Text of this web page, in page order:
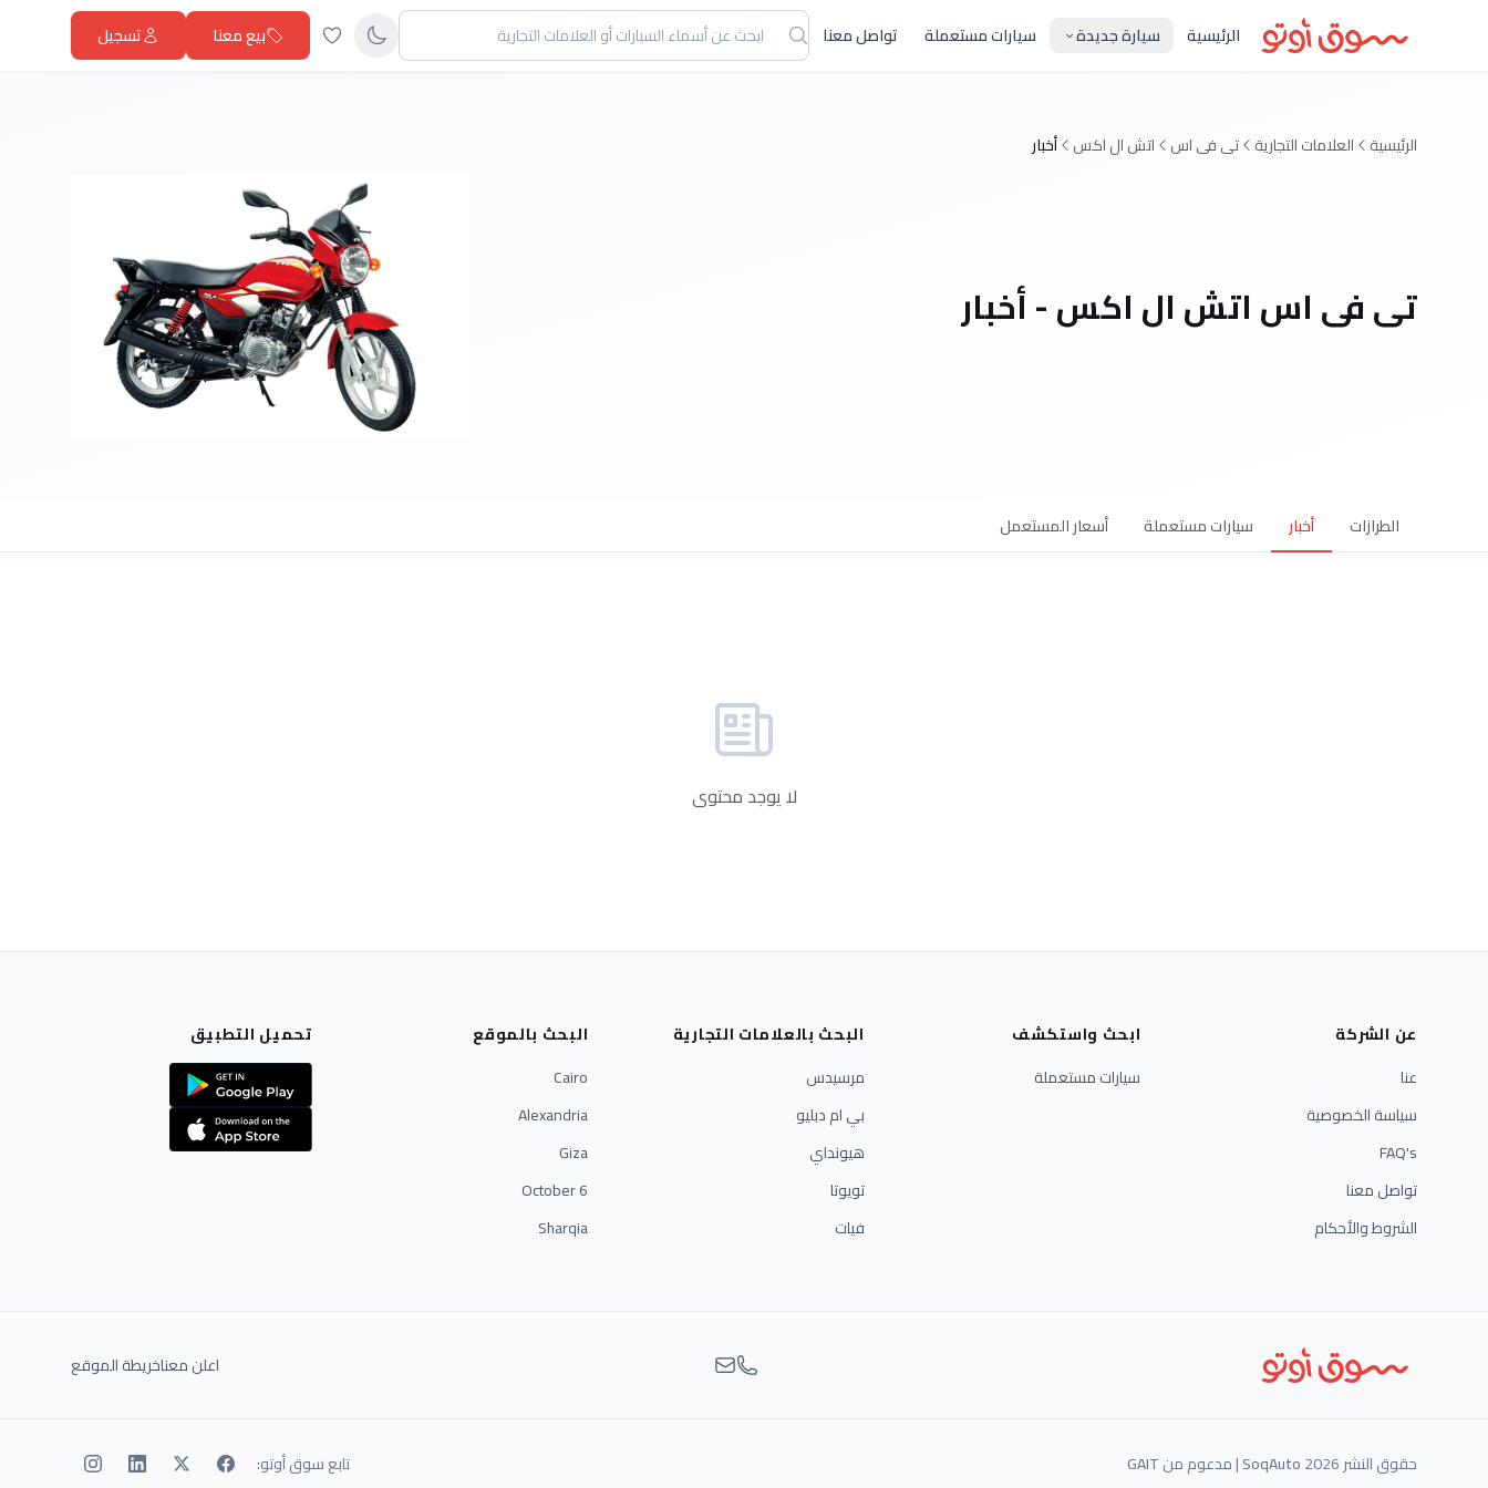
الرئيسية سيارة جديدة سيارات مستعملة تواصل معنا بيع معنا تسجيل
الرئيسية العلامات التجارية تى فى اس اتش ال اكس أخبار
تى فى اس اتش ال اكس - أخبار
الطرازات أخبار سيارات مستعملة أسعار المستعمل
لا يوجد محتوى
عن الشركة
عنا
سياسة الخصوصية
FAQ's
تواصل معنا
الشروط والأحكام
ابحث واستكشف
سيارات مستعملة
البحث بالعلامات التجارية
مرسيدس
بي ام دبليو
هيونداي
تويوتا
فيات
البحث بالموقع
Cairo
Alexandria
Giza
6 October
Sharqia
تحميل التطبيق
اعلن معناخريطة الموقع
حقوق النشر 2026 SoqAuto| مدعوم منGAIT تابع سوق أوتو: